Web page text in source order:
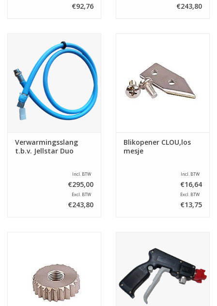
€92,76 €243,80
Verwarmingsslang
t.b.v. Jellstar Duo
Incl. BTW
€295,00
Excl. BTW
€243,80
Blikopener CLOU,los
mesje
Incl. BTW
€16,64
Excl. BTW
€13,75